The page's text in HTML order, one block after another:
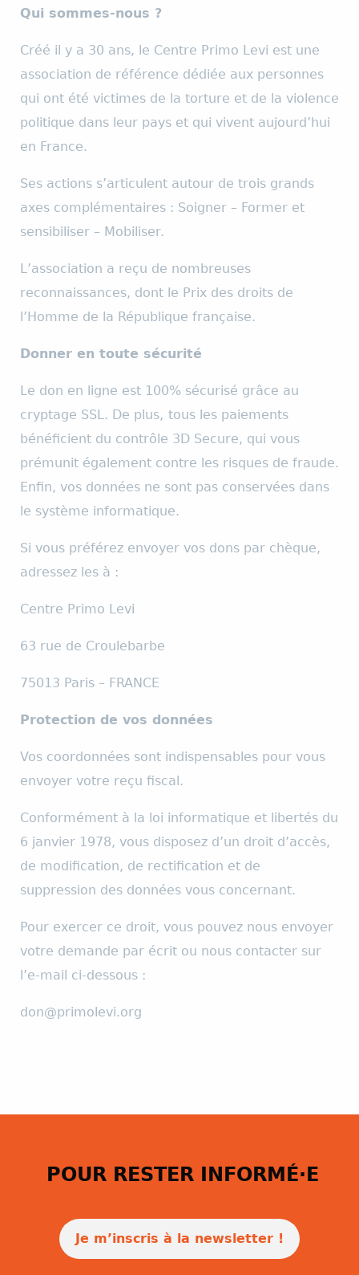
Qui sommes-nous ?
Créé il y a 30 ans, le Centre Primo Levi est une
association de référence dédiée aux personnes
qui ont été victimes de la torture et de la violence
politique dans leur pays et qui vivent aujourd’hui
en France.
Ses actions s’articulent autour de trois grands
axes complémentaires : Soigner – Former et
sensibiliser – Mobiliser.
L’association a reçu de nombreuses
reconnaissances, dont le Prix des droits de
l’Homme de la République française.
Donner en toute sécurité
Le don en ligne est 100% sécurisé grâce au
cryptage SSL. De plus, tous les paiements
bénéficient du contrôle 3D Secure, qui vous
prémunit également contre les risques de fraude.
Enfin, vos données ne sont pas conservées dans
le système informatique.
Si vous préférez envoyer vos dons par chèque,
adressez les à :
Centre Primo Levi
63 rue de Croulebarbe
75013 Paris – FRANCE
Protection de vos données
Vos coordonnées sont indispensables pour vous
envoyer votre reçu fiscal.
Conformément à la loi informatique et libertés du
6 janvier 1978, vous disposez d’un droit d’accès,
de modification, de rectification et de
suppression des données vous concernant.
Pour exercer ce droit, vous pouvez nous envoyer
votre demande par écrit ou nous contacter sur
l’e-mail ci-dessous :
don@primolevi.org
POUR RESTER INFORMÉ·E
Je m’inscris à la newsletter !